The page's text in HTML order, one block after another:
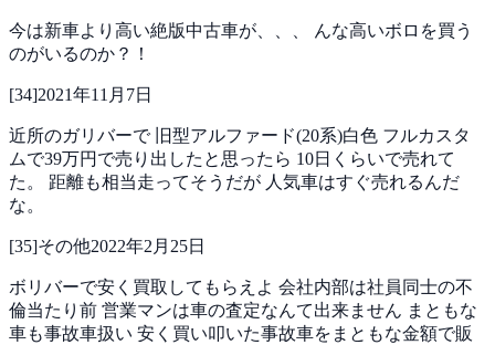
今は新車より高い絶版中古車が、、、
んな高いボロを買う
のがいるのか？！
[34]2021年11月7日
近所のガリバーで 旧型アルファード(20系)白色 フルカスタ
ムで39万円で売り出したと思ったら 10日くらいで売れて
た。 距離も相当走ってそうだが 人気車はすぐ売れるんだ
な。
[35]その他2022年2月25日
ボリバーで安く買取してもらえよ 会社内部は社員同士の不
倫当たり前 営業マンは車の査定なんて出来ません まともな
車も事故車扱い 安く買い叩いた事故車をまともな金額で販